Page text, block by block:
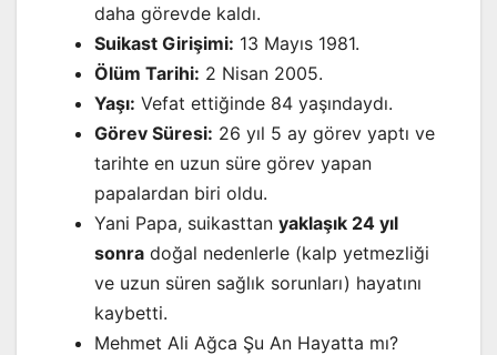
daha görevde kaldı.
Suikast Girişimi: 13 Mayıs 1981.
Ölüm Tarihi: 2 Nisan 2005.
Yaşı: Vefat ettiğinde 84 yaşındaydı.
Görev Süresi: 26 yıl 5 ay görev yaptı ve
tarihte en uzun süre görev yapan
papalardan biri oldu.
Yani Papa, suikasttan yaklaşık 24 yıl
sonra doğal nedenlerle (kalp yetmezliği
ve uzun süren sağlık sorunları) hayatını
kaybetti.
Mehmet Ali Ağca Şu An Hayatta mı?